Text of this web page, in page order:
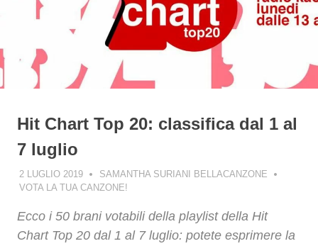
Hit Chart Top 20: classifica dal 1 al
7 luglio
2 LUGLIO 2019
SAMANTHA SURIANI BELLACANZONE
VOTA LA TUA CANZONE!
Ecco i 50 brani votabili della playlist della Hit
Chart Top 20 dal 1 al 7 luglio: potete esprimere la